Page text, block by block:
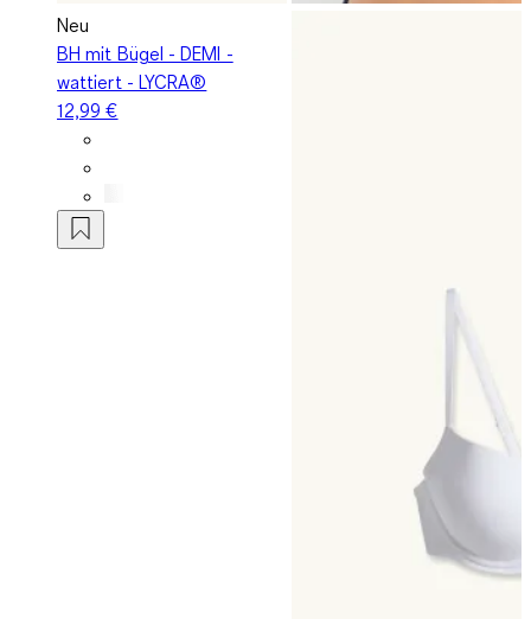
Neu
BH mit Bügel - DEMI -
wattiert - LYCRA®
12,99 €